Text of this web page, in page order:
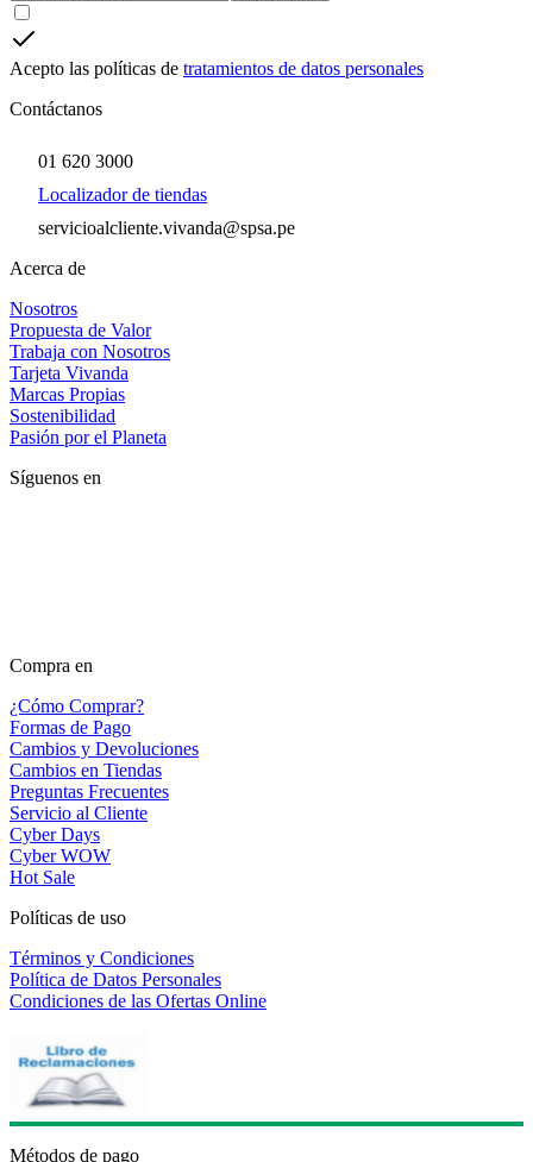
Acepto las políticas de tratamientos de datos personales
Contáctanos
01 620 3000
Localizador de tiendas
servicioalcliente.vivanda@spsa.pe
Acerca de
Nosotros
Propuesta de Valor
Trabaja con Nosotros
Tarjeta Vivanda
Marcas Propias
Sostenibilidad
Pasión por el Planeta
Síguenos en
Compra en
¿Cómo Comprar?
Formas de Pago
Cambios y Devoluciones
Cambios en Tiendas
Preguntas Frecuentes
Servicio al Cliente
Cyber Days
Cyber WOW
Hot Sale
Políticas de uso
Términos y Condiciones
Política de Datos Personales
Condiciones de las Ofertas Online
Métodos de pago